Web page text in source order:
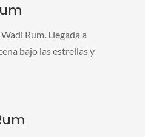
Rum. Llegada a
bajo las estrellas y